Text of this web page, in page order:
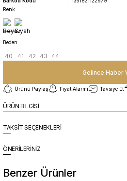
Renk
Beden
40 41 42 43 44
Gelince Haber
Ürünü Paylaş Fiyat Alarmı Tavsiye Et
ÜRÜN BİLGİSİ
TAKSİT SEÇENEKLERİ
ÖNERİLERİNİZ
Benzer Ürünler